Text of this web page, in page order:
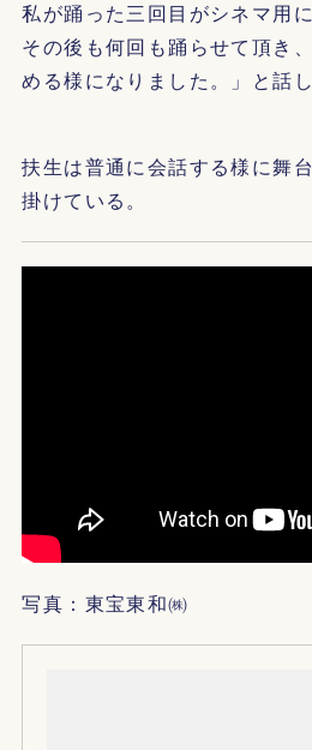
私が踊った三回目がシネマ用
その後も何回も踊らせて頂き
める様になりました。」と話し
扶生は普通に会話する様に舞
掛けている。
写真：東宝東和㈱